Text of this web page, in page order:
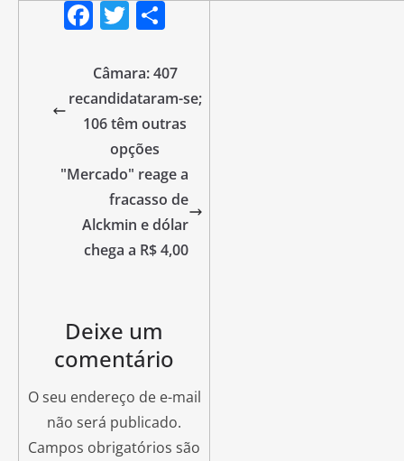
F
c
e
b
o
o
k
T
itt
er
ar
e
Câmara: 407
recandidataram-se;
106 têm outras
opções
"Mercado" reage a
fracasso de
Alckmin e dólar
chega a R$ 4,00
Deixe um
comentário
O seu endereço de e-mail
não será publicado.
Campos obrigatórios são